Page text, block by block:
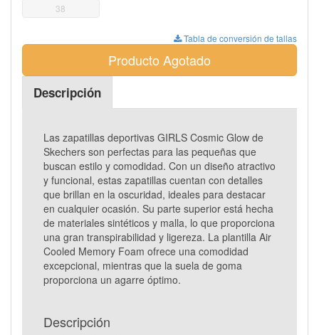
38
Tabla de conversión de tallas
Producto Agotado
Descripción
Las zapatillas deportivas GIRLS Cosmic Glow de
Skechers son perfectas para las pequeñas que
buscan estilo y comodidad. Con un diseño atractivo
y funcional, estas zapatillas cuentan con detalles
que brillan en la oscuridad, ideales para destacar
en cualquier ocasión. Su parte superior está hecha
de materiales sintéticos y malla, lo que proporciona
una gran transpirabilidad y ligereza. La plantilla Air
Cooled Memory Foam ofrece una comodidad
excepcional, mientras que la suela de goma
proporciona un agarre óptimo.
Descripción